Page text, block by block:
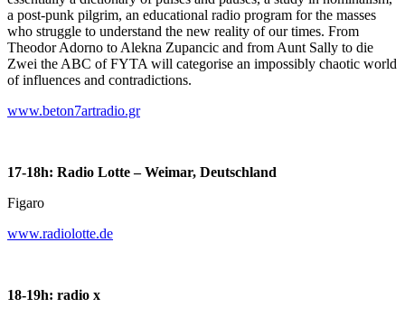
a post-punk pilgrim, an educational radio program for the masses
who struggle to understand the new reality of our times. From
Theodor Adorno to Alekna Zupancic and from Aunt Sally to die
Zwei the ABC of FYTA will categorise an impossibly chaotic world
of influences and contradictions.
www.beton7artradio.gr
17-18h: Radio Lotte – Weimar, Deutschland
Figaro
www.radiolotte.de
18-19h: radio x